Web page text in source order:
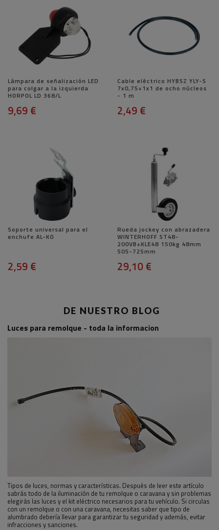
Lámpara de señalización LED
para colgar a la izquierda
HORPOL LD 368/L
9,69 €
Cable eléctrico HYBSZ YLY-S
7x0,75+1x1 de ocho núcleos
- 1 m
2,49 €
Soporte universal para el
enchufe AL-KO
2,59 €
Rueda jockey con abrazadera
WINTERHOFF ST48-
200VB+KLE48 150kg 48mm
505-725mm
29,10 €
DE NUESTRO BLOG
Luces para remolque - toda la informacion
Tipos de luces, normas y características. Después de leer este artículo
sabrás todo de la iluminación de tu remolque o caravana y sin problemas
elegirás las luces y el kit eléctrico necesarios para tu vehículo. Si circulas
con un remolque o con una caravana, necesitas saber que tipo de
alumbrado debería llevar para garantizar tu seguridad y además, evitar
infracciones y sanciones.